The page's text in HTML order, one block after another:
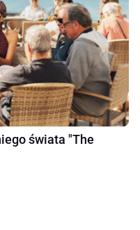
świata "The